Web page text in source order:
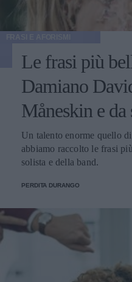
Le frasi più
Damiano
Måneskin e da
Un talento enorme quello
abbiamo raccolto le frasi
solista e della band.
PERDITA DURANGO